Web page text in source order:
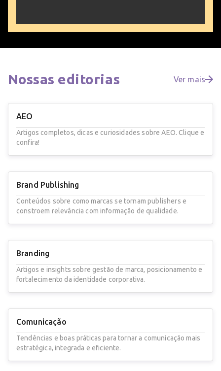
Nossas editorias Ver mais
AEO
Artigos completos, dicas e curiosidades sobre AEO. Clique e
confira!
Brand Publishing
Conteúdos sobre como marcas se tornam publishers e
constroem relevância com informação de qualidade.
Branding
Artigos e insights sobre gestão de marca, posicionamento e
fortalecimento da identidade corporativa.
Comunicação
Tendências e boas práticas para tornar a comunicação mais
estratégica, integrada e eficiente.